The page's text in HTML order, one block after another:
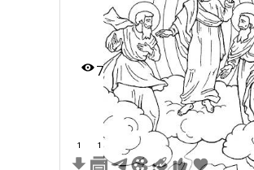
7
1 1